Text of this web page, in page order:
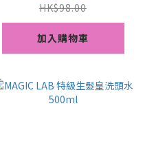
HK$98.00
加入購物車